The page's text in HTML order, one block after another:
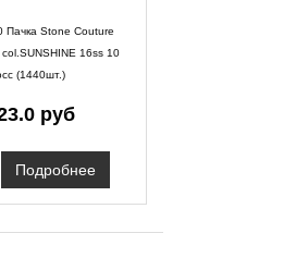
Пачка Stone Couture
16ss 10
(1440шт.)
руб
Подробнее